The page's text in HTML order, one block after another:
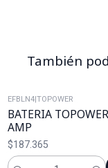
También
EFBLN4|TOPOWER
BATERIA
AMP
$187.365